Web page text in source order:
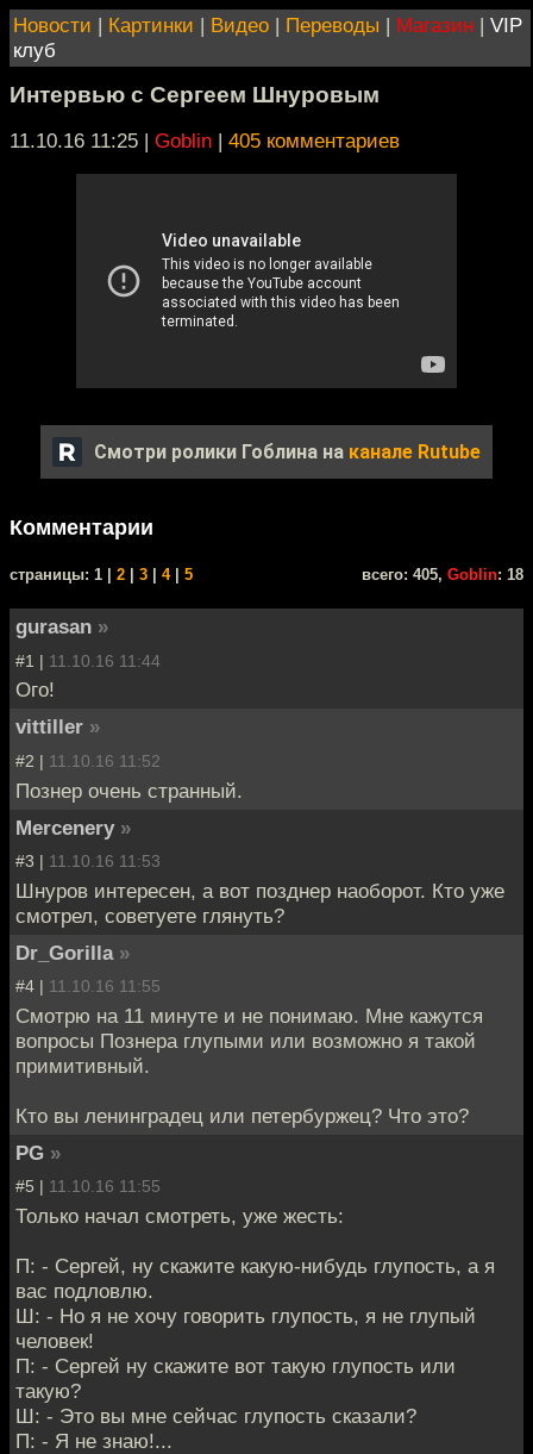
Новости | Картинки | Видео | Переводы | Магазин | VIP
клуб
Интервью с Сергеем Шнуровым
11.10.16 11:25 | Goblin | 405 комментариев
Смотри ролики Гоблина на канале Rutube
Комментарии
cтраницы: 1 | 2 3 4| 5 всего: 405, Goblin: 18
gurasan »
#1 | 11.10.16 11:44
Ого!
vittiller »
#2 | 11.10.16 11:52
Познер очень странный.
Mercenery »
#3 | 11.10.16 11:53
Шнуров интересен, а вот позднер наоборот. Кто уже
смотрел, советуете глянуть?
Dr_Gorilla »
#4 | 11.10.16 11:55
Смотрю на 11 минуте и не понимаю. Мне кажутся
вопросы Познера глупыми или возможно я такой
примитивный.
Кто вы ленинградец или петербуржец? Что это?
PG »
#5 | 11.10.16 11:55
Только начал смотреть, уже жесть:
П: - Сергей, ну скажите какую-нибудь глупость, а я
вас подловлю.
Ш: - Но я не хочу говорить глупость, я не глупый
человек!
П: - Сергей ну скажите вот такую глупость или
такую?
Ш: - Это вы мне сейчас глупость сказали?
П: - Я не знаю!...